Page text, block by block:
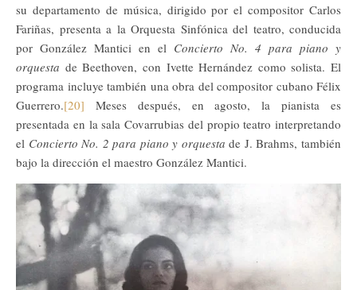
su departamento de música, dirigido por el compositor Carlos
Fariñas, presenta a la Orquesta Sinfónica del teatro, conducida
por González Mantici en el Concierto No. 4 para piano y
orquesta de Beethoven, con Ivette Hernández como solista. El
programa incluye también una obra del compositor cubano Félix
Guerrero.[20] Meses después, en agosto, la pianista es
presentada en la sala Covarrubias del propio teatro interpretando
el Concierto No. 2 para piano y orquestade J. Brahms, también
bajo la dirección el maestro González Mantici.